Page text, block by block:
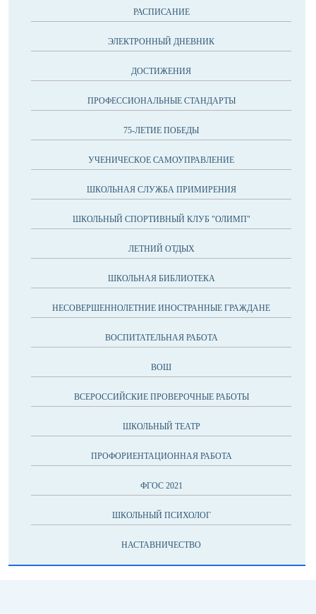
РАСПИСАНИЕ
ЭЛЕКТРОННЫЙ ДНЕВНИК
ДОСТИЖЕНИЯ
ПРОФЕССИОНАЛЬНЫЕ СТАНДАРТЫ
75-ЛЕТИЕ ПОБЕДЫ
УЧЕНИЧЕСКОЕ САМОУПРАВЛЕНИЕ
ШКОЛЬНАЯ СЛУЖБА ПРИМИРЕНИЯ
ШКОЛЬНЫЙ СПОРТИВНЫЙ КЛУБ "ОЛИМП"
ЛЕТНИЙ ОТДЫХ
ШКОЛЬНАЯ БИБЛИОТЕКА
НЕСОВЕРШЕННОЛЕТНИЕ ИНОСТРАННЫЕ ГРАЖДАНЕ
ВОСПИТАТЕЛЬНАЯ РАБОТА
ВОШ
ВСЕРОССИЙСКИЕ ПРОВЕРОЧНЫЕ РАБОТЫ
ШКОЛЬНЫЙ ТЕАТР
ПРОФОРИЕНТАЦИОННАЯ РАБОТА
ФГОС 2021
ШКОЛЬНЫЙ ПСИХОЛОГ
НАСТАВНИЧЕСТВО